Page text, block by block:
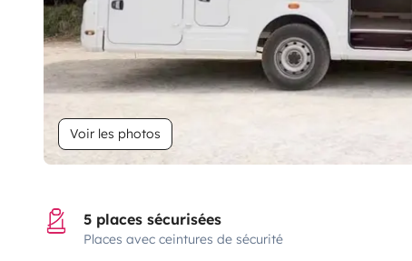
Voir les photos
5 places sécurisées
Places avec ceintures de sécurité